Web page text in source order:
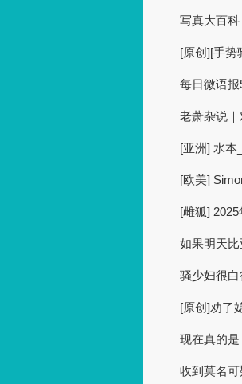
写真大百
[原创][手势
每日微语报
老萧杂说
[亚洲] 水本
[欧美]
[雌狐]
如果明天
骚少妇很
[原创]劝了
现在真的是
收到莫名可